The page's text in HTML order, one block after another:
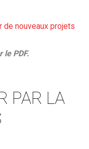
le PDF.
PAR LA